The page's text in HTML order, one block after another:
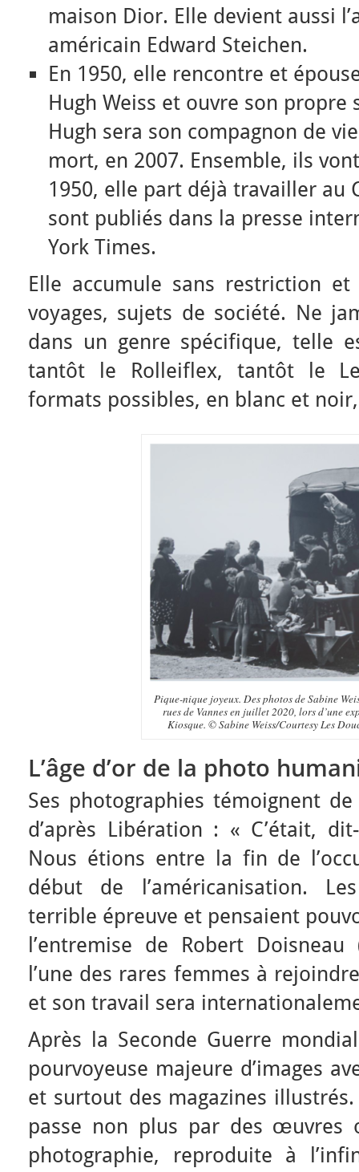
maison Dior. Elle devient aussi
américain Edward Steichen.
En 1950, elle rencontre et
Hugh Weiss et ouvre son
Hugh sera son compagnon de
mort, en 2007. Ensemble, ils
1950, elle part déjà travailler au
sont publiés dans la presse
York Times.
Elle accumule sans restriction et
voyages, sujets de société. Ne
dans un genre spécifique, telle
tantôt le Rolleiflex, tantôt le
formats possibles, en blanc et
Pique-nique joyeux. Des photos de Sabine
rues de Vannes en juillet 2020, lors d’une
Kiosque. © Sabine Weiss/Courtesy Les
L’âge d’or de la photo
Ses photographies témoignent
d’après Libération : « C’était,
Nous étions entre la fin de
début de l’américanisation.
terrible épreuve et pensaient
l’entremise de Robert Doisneau
l’une des rares femmes à
et son travail sera
Après la Seconde Guerre
pourvoyeuse majeure d’images
et surtout des magazines illustrés.
passe non plus par des œuvres
photographie, reproduite à